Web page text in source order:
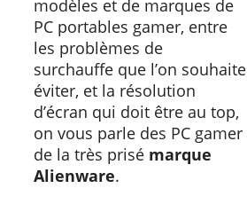
modèles et de marques de
PC portables gamer, entre
les problèmes de
surchauffe que l’on souhaite
éviter, et la résolution
d’écran qui doit être au top,
on vous parle des PC gamer
de la très prisé marque
Alienware.